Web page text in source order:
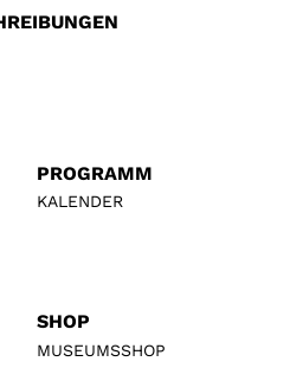
PROGRAMM
KALENDER
SHOP
MUSEUMSSHOP